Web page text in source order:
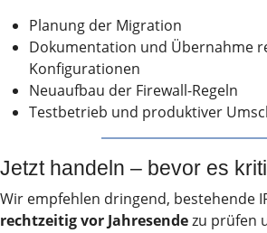
Planung der Migration
Dokumentation und Übernahme
Konfigurationen
Neuaufbau der Firewall-Regeln
Testbetrieb und produktiver
Jetzt handeln – bevor es
Wir empfehlen dringend, bestehende
rechtzeitig vor Jahresendezu prüfen